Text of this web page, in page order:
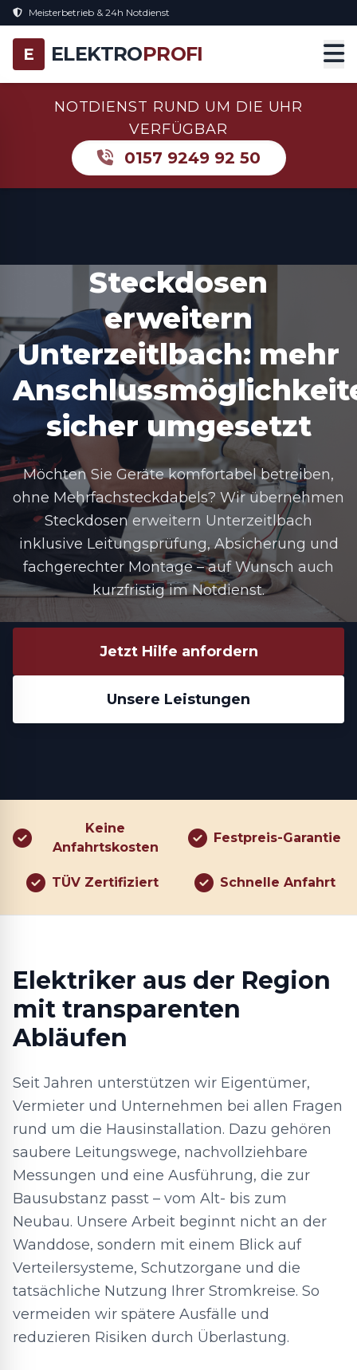
Meisterbetrieb & 24h Notdienst
E ELEKTROPROFI
NOTDIENST RUND UM DIE UHR
VERFÜGBAR
0157 9249 92 50
Steckdosen
erweitern
Unterzeitlbach: mehr
sicher umgesetzt
Möchten Sie Geräte komfortabel betreiben,
ohne Mehrfachsteckdabels? Wir übernehmen
Steckdosen erweitern Unterzeitlbach
inklusive Leitungsprüfung, Absicherung und
fachgerechter Montage – auf Wunsch auch
kurzfristig im Notdienst.
Jetzt Hilfe anfordern
Unsere Leistungen
Keine
Anfahrtskosten
Festpreis-Garantie
TÜV Zertifiziert Schnelle Anfahrt
Elektriker aus der Region
mit transparenten
Abläufen
Seit Jahren unterstützen wir Eigentümer,
Vermieter und Unternehmen bei allen Fragen
rund um die Hausinstallation. Dazu gehören
saubere Leitungswege, nachvollziehbare
Messungen und eine Ausführung, die zur
Bausubstanz passt – vom Alt- bis zum
Neubau. Unsere Arbeit beginnt nicht an der
Wanddose, sondern mit einem Blick auf
Verteilersysteme, Schutzorgane und die
tatsächliche Nutzung Ihrer Stromkreise. So
vermeiden wir spätere Ausfälle und
reduzieren Risiken durch Überlastung.